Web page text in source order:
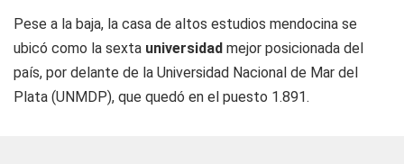
Pese a la baja, la casa de altos estudios mendocina se
ubicó como la sexta universidad mejor posicionada del
país, por delante de la Universidad Nacional de Mar del
Plata (UNMDP), que quedó en el puesto 1.891.